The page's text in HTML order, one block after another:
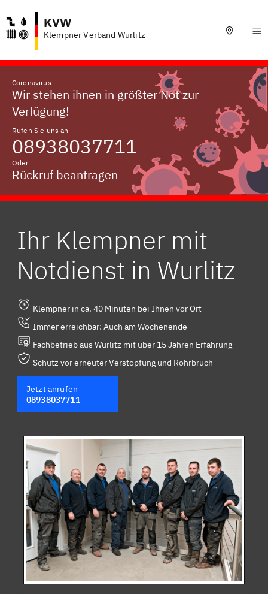
KVW
Klempner Verband Wurlitz
Coronavirus
Wir stehen ihnen in größter Not zur
Verfügung!
Rufen Sie uns an
08938037711
Oder
Rückruf beantragen
Ihr Klempner mit
Notdienst in Wurlitz
Klempner in ca. 40 Minuten bei Ihnen vor Ort
Immer erreichbar: Auch am Wochenende
Fachbetrieb aus Wurlitz mit über 15 Jahren Erfahrung
Schutz vor erneuter Verstopfung und Rohrbruch
Jetzt anrufen
08938037711